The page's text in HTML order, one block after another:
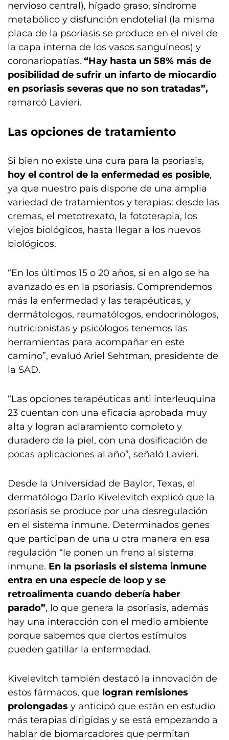
nervioso central), hígado graso, síndrome
metabólico y disfunción endotelial (la misma
placa de la psoriasis se produce en el nivel de
la capa interna de los vasos sanguíneos) y
coronariopatías. “Hay hasta un 58% más de
posibilidad de sufrir un infarto de miocardio
en psoriasis severas que no son tratadas”,
remarcó Lavieri.
Las opciones de tratamiento
Si bien no existe una cura para la psoriasis,
hoy el control de la enfermedad es posible,
ya que nuestro país dispone de una amplia
variedad de tratamientos y terapias: desde las
cremas, el metotrexato, la fototerapia, los
viejos biológicos, hasta llegar a los nuevos
biológicos.
“En los últimos 15 o 20 años, si en algo se ha
avanzado es en la psoriasis. Comprendemos
más la enfermedad y las terapéuticas, y
dermátologos, reumatólogos, endocrinólogos,
nutricionistas y psicólogos tenemos las
herramientas para acompañar en este
camino”, evaluó Ariel Sehtman, presidente de
la SAD.
“Las opciones terapéuticas anti interleuquina
23 cuentan con una eficacia aprobada muy
alta y logran aclaramiento completo y
duradero de la piel, con una dosificación de
pocas aplicaciones al año”, señaló Lavieri.
Desde la Universidad de Baylor, Texas, el
dermatólogo Darío Kivelevitch explicó que la
psoriasis se produce por una desregulación
en el sistema inmune. Determinados genes
que participan de una u otra manera en esa
regulación “le ponen un freno al sistema
inmune. En la psoriasis el sistema inmune
entra en una especie de loop y se
retroalimenta cuando debería haber
parado”, lo que genera la psoriasis, además
hay una interacción con el medio ambiente
porque sabemos que ciertos estímulos
pueden gatillar la enfermedad.
Kivelevitch también destacó la innovación de
estos fármacos, que logran remisiones
prolongadas y anticipó que están en estudio
más terapias dirigidas y se está empezando a
hablar de biomarcadores que permitan